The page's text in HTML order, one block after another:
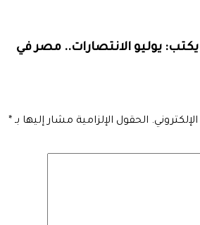
يوليو الانتصارات.. مصر في
الحقول الإلزامية مشار إليها بـ *